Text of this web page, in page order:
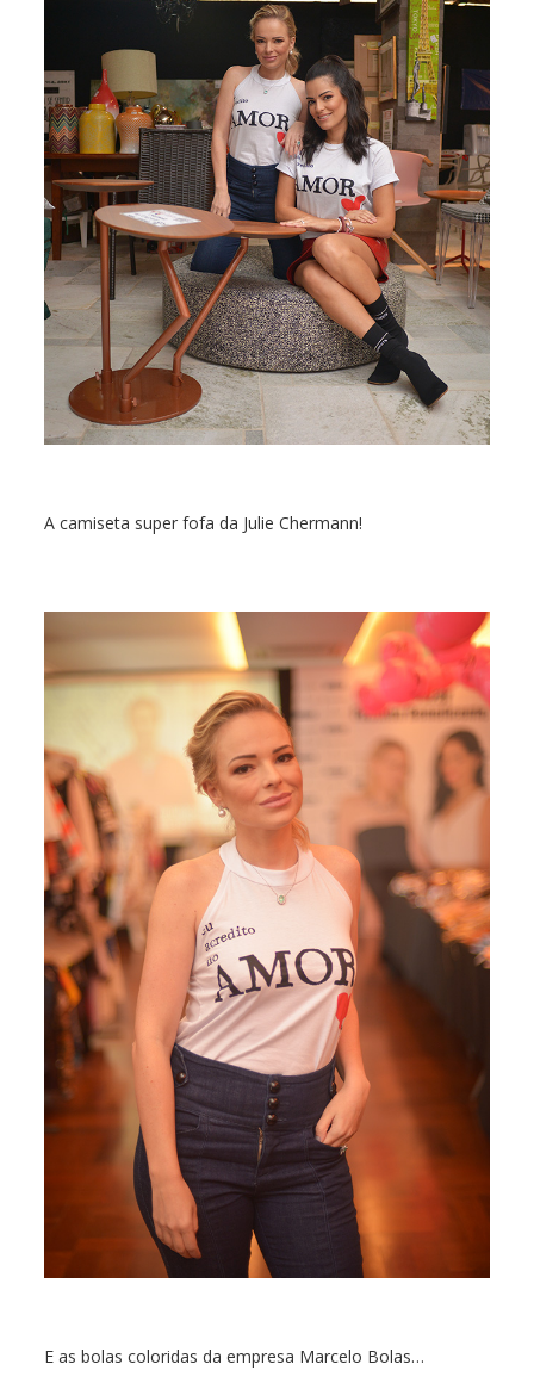
A camiseta super fofa da Julie Chermann!
E as bolas coloridas da empresa Marcelo Bolas…